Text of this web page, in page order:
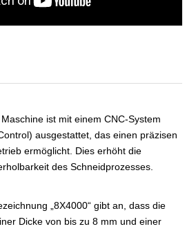
ist mit einem CNC-System
ausgestattet, das einen präzisen
ermöglicht. Dies erhöht die
des Schneidprozesses.
„8X4000“ gibt an, dass die
Dicke von bis zu 8 mm und einer